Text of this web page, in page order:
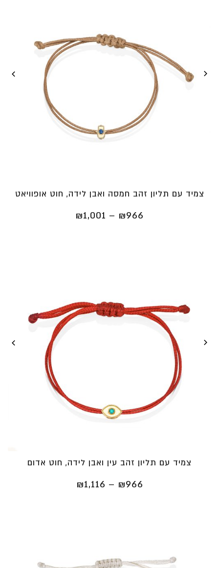
צמיד עם תליון זהב חמסה ואבן לידה, חוט אופוויאט
₪966
–
₪1,001
צמיד עם תליון זהב עין ואבן לידה, חוט אדום
₪966
–
₪1,116